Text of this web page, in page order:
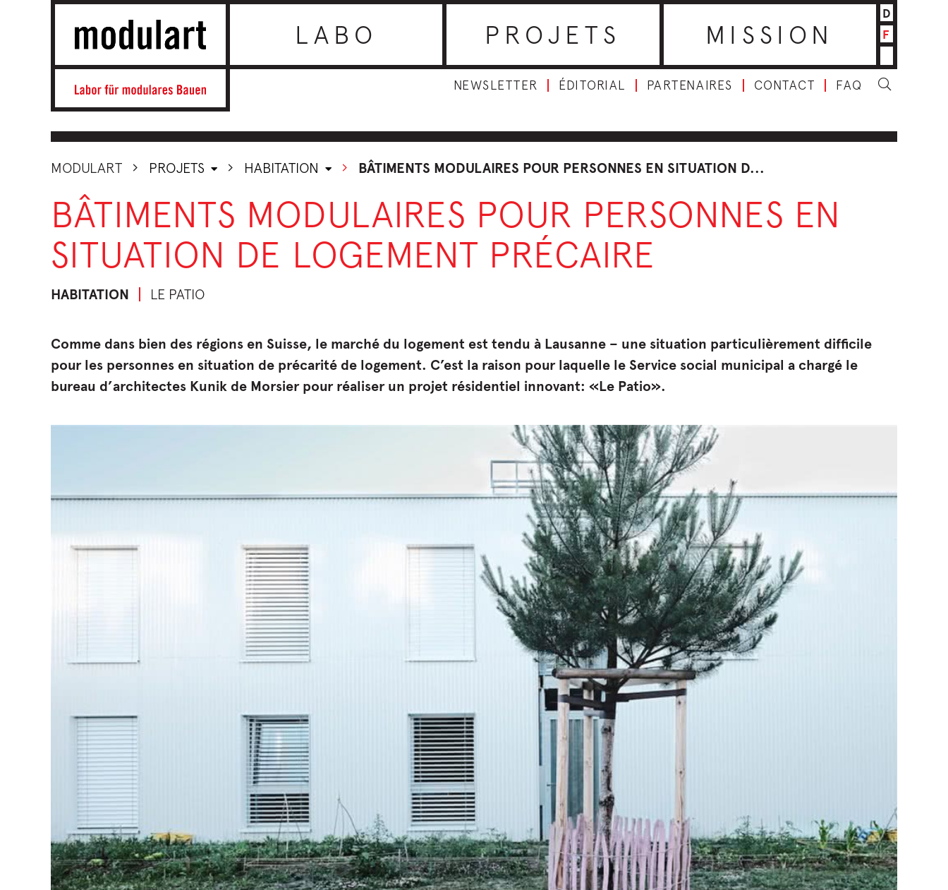
LABO PROJETS MISSION
D
F
NEWSLETTER ÉDITORIAL PARTENAIRES CONTACT FAQ
MODULART PROJETS HABITATION BÂTIMENTS MODULAIRES POUR PERSONNES EN SITUATION D...
BÂTIMENTS MODULAIRES POUR PERSONNES EN
SITUATION DE LOGEMENT PRÉCAIRE
HABITATION LE PATIO
Comme dans bien des régions en Suisse, le marché du logement est tendu à Lausanne – une situation particulièrement difficile
pour les personnes en situation de précarité de logement. C’est la raison pour laquelle le Service social municipal a chargé le
bureau d’architectes Kunik de Morsier pour réaliser un projet résidentiel innovant: «Le Patio».